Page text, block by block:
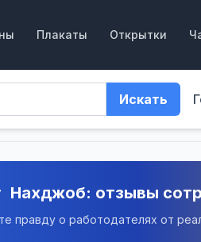
Плакаты Открытки
Искать
Нахджоб: отзывы
правду о работодателях от